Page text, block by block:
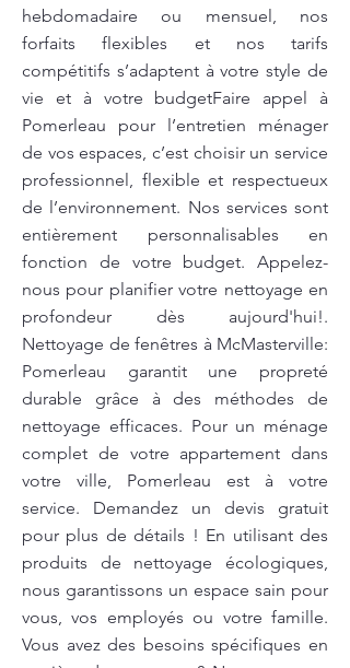
hebdomadaire ou mensuel, nos
forfaits flexibles et nos tarifs
compétitifs s’adaptent à votre style de
vie et à votre budgetFaire appel à
Pomerleau pour l’entretien ménager
de vos espaces, c’est choisir un service
professionnel, flexible et respectueux
de l’environnement. Nos services sont
entièrement personnalisables en
fonction de votre budget. Appelez-
nous pour planifier votre nettoyage en
profondeur dès aujourd'hui!.
Nettoyage de fenêtres à McMasterville:
Pomerleau garantit une propreté
durable grâce à des méthodes de
nettoyage efficaces. Pour un ménage
complet de votre appartement dans
votre ville, Pomerleau est à votre
service. Demandez un devis gratuit
pour plus de détails ! En utilisant des
produits de nettoyage écologiques,
nous garantissons un espace sain pour
vous, vos employés ou votre famille.
Vous avez des besoins spécifiques en